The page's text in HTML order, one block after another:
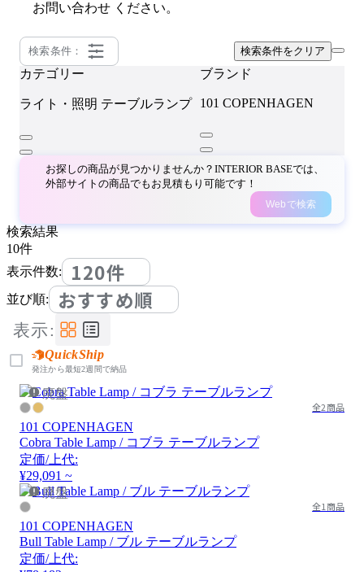
お問い合わせ ください。
検索条件： 検索条件をクリア
カテゴリー
ライト・照明 テーブルランプ
ブランド
101 COPENHAGEN
お探しの商品が見つかりませんか？INTERIOR BASEでは、
外部サイトの商品でもお見積もり可能です！
Webで検索
検索結果
10件
表示件数:
120件
並び順: おすすめ順
表示:
QuickShip
発注から最短2週間で納品
廃盤
全2商品
101 COPENHAGEN
Cobra Table Lamp / コブラ テーブルランプ
定価/上代:
¥29,091 ~
廃盤
全1商品
101 COPENHAGEN
Bull Table Lamp / ブル テーブルランプ
定価/上代: